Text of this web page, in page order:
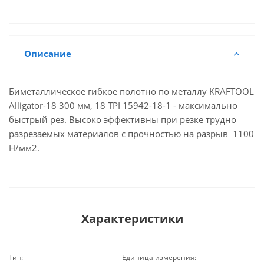
Описание
Биметаллическое гибкое полотно по металлу KRAFTOOL
Alligator-18 300 мм, 18 TPI 15942-18-1 - максимально
быстрый рез. Высоко эффективны при резке трудно
разрезаемых материалов с прочностью на разрыв 1100
Н/мм2.
Характеристики
Тип: Единица измерения: